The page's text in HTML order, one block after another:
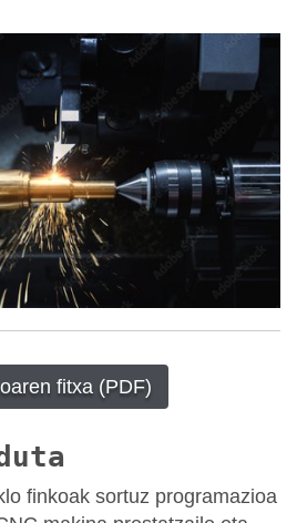
fitxa (PDF)
finkoak sortuz programazioa